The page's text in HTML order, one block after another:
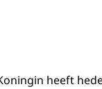
heeft